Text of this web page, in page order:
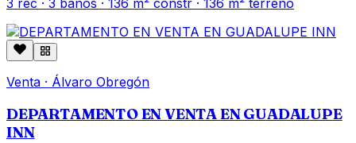
3 rec · 3 baños · 136 m² constr · 136 m² terreno
Venta · Álvaro Obregón
DEPARTAMENTO EN VENTA EN GUADALUPE
INN